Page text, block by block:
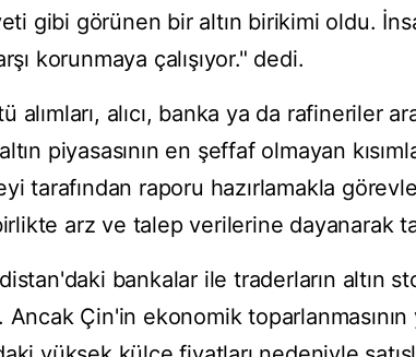
gibi görünen bir altın birikimi oldu.
korunmaya çalışıyor." dedi.
alımları, alıcı, banka ya da rafineriler
piyasasının en şeffaf olmayan
tarafından raporu hazırlamakla
arz ve talep verilerine dayanarak
bankalar ile traderların altın
Çin'in ekonomik toparlanmasının